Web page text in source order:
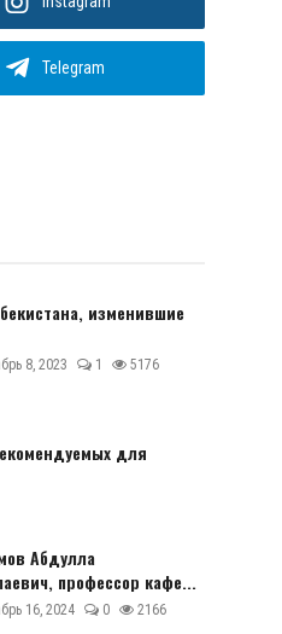
Telegram
изменившие
8, 2023 1 5176
для
Абдулла
профессор кафе...
16, 2024 0 2166